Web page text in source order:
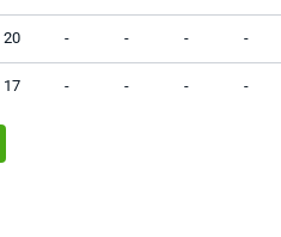
20 - - - -
17 - - - -